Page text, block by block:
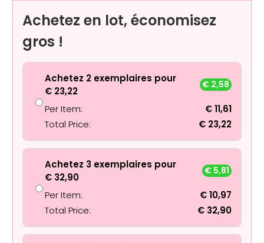
Achetez en lot, économisez
gros !
Achetez 2 exemplaires pour
€ 23,22
€ 2,58
Per Item: €11,61
Total Price:
€ 23,22
Achetez 3 exemplaires pour
€ 32,90
€ 5,81
Per Item: €10,97
Total Price:
€ 32,90